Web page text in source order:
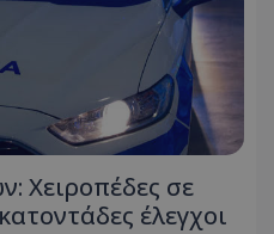
Χειροπέδες σε
έλεγχοι
Microsoft Corporation